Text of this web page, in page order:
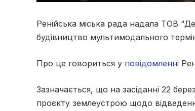
Ренійська міська рада надала ТОВ
будівництво мультимодального
Про це говориться у повідомленні
Зазначається, що на засіданні 22
проєкту землеустрою щодо